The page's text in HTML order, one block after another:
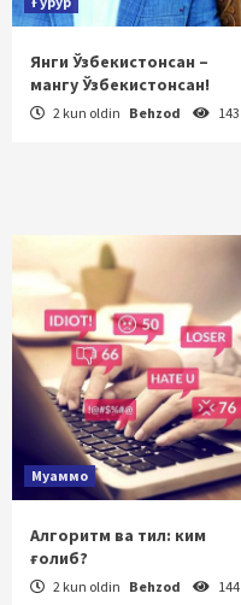
Янги Ўзбекистонсан –
мангу Ўзбекистонсан!
2 kun oldin Behzod 143
Муаммо
Алгоритм ва тил: ким
ғолиб?
2 kun oldin Behzod 144